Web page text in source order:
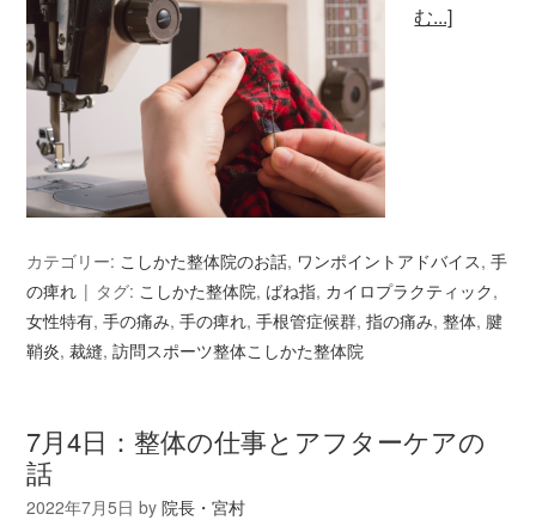
む...]
カテゴリー: こしかた整体院のお話, ワンポイントアドバイス,手
の痺れ
タグ: こしかた整体院, ばね指, カイロプラクティック,
女性特有,手の痛み,手の痺れ,手根管症候群,指の痛み,整体, 腱
鞘炎,裁縫,訪問スポーツ整体こしかた整体院
7月4日：整体の仕事とアフターケアの
話
2022年7月5日 by院長・宮村